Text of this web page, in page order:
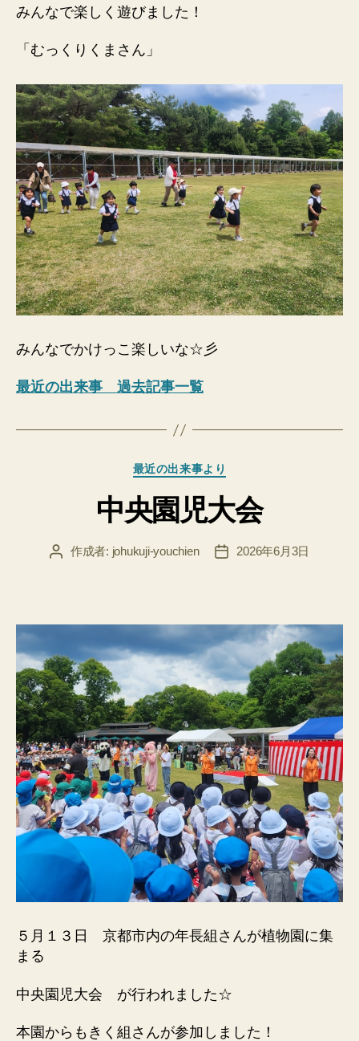
みんなで楽しく遊びました！
「むっくりくまさん」
みんなでかけっこ楽しいな☆彡
最近の出来事 過去記事一覧
カ
ゴ
リ
最近の出来事より
中央園児大会
投 作成者: johukuji-youchien
投
2026年6月3日
５月１３日 京都市内の年長組さんが植物園に集
まる
中央園児大会 が行われました☆
本園からもきく組さんが参加しました！